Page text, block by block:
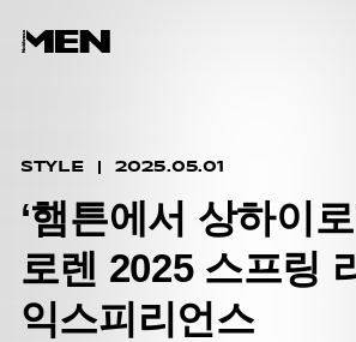
STYLE 2025.05.01
‘햄튼에서 상하이
로렌 2025 스프링
익스피리언스